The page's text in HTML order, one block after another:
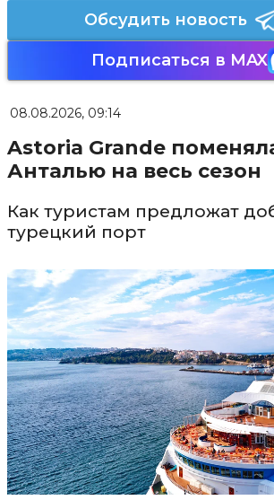
Обсудить новость
Подписаться в MAX
08.08.2026, 09:14
Astoria Grande
Анталью на весь сезон
Как туристам предложат
турецкий порт